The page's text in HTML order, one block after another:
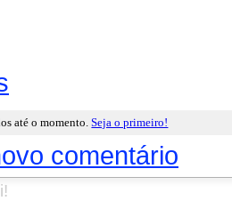
até o momento.Seja o primeiro!
comentário